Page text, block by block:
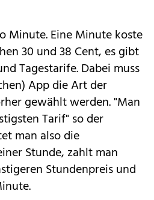
Minute. Eine Minute koste
30 und 38 Cent, es gibt
Tagestarife. Dabei muss
App die Art der
gewählt werden. "Man
Tarif" so der
man also die
Stunde, zahlt man
Stundenpreis und